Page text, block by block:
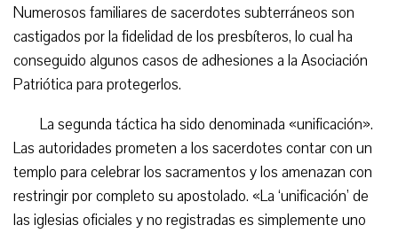
Numerosos familiares de sacerdotes subterráneos son
castigados por la fidelidad de los presbíteros, lo cual ha
conseguido algunos casos de adhesiones a la Asociación
Patriótica para protegerlos.
La segunda táctica ha sido denominada «unificación».
Las autoridades prometen a los sacerdotes contar con un
templo para celebrar los sacramentos y los amenazan con
restringir por completo su apostolado. «La ‘unificación’ de
las iglesias oficiales y no registradas es simplemente uno